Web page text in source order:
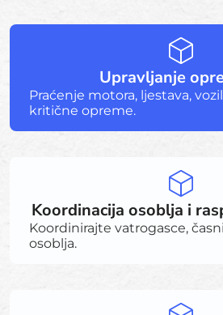
Upravljanje
Praćenje motora, ljestava,
kritične opreme.
Koordinacija osoblja i
Koordinirajte vatrogasce,
osoblja.